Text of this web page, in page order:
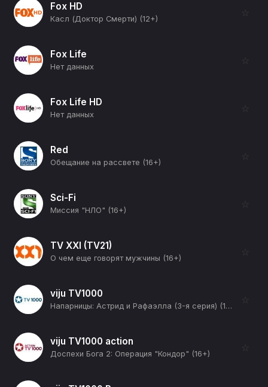
Fox HD
Касл (Доктор Смерти) (12+)
☆
Fox Life
Нет данных
☆
Fox Life HD
Нет данных
☆
Red
Обещание на рассвете (16+)
☆
Sci-Fi
Миссия "НЛО" (16+)
☆
TV XXI (TV21)
О чем еще говорят мужчины (16+)
☆
viju TV1000
Напарницы: Астрид и Рафаэлла (3-я серия) (12+)
☆
viju TV1000 action
Доспехи Бога 2: Операция "Кондор" (16+)
☆